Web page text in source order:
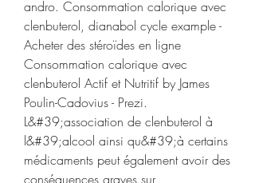
andro. Consommation calorique avec
clenbuterol, dianabol cycle example -
Acheter des stéroïdes en ligne
Consommation calorique avec
clenbuterol Actif et Nutritif by James
Poulin-Cadovius - Prezi.
L&#39;association de clenbuterol à
l&#39;alcool ainsi qu&#39;à certains
médicaments peut également avoir des
conséquences graves sur